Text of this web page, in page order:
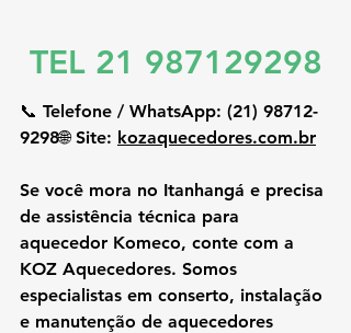
TEL 21 987129298
📞 Telefone / WhatsApp: (21) 98712-
9298🌐 Site: kozaquecedores.com.br
Se você mora no Itanhangá e precisa
de assistência técnica para
aquecedor Komeco, conte com a
KOZ Aquecedores. Somos
especialistas em conserto, instalação
e manutenção de aquecedores